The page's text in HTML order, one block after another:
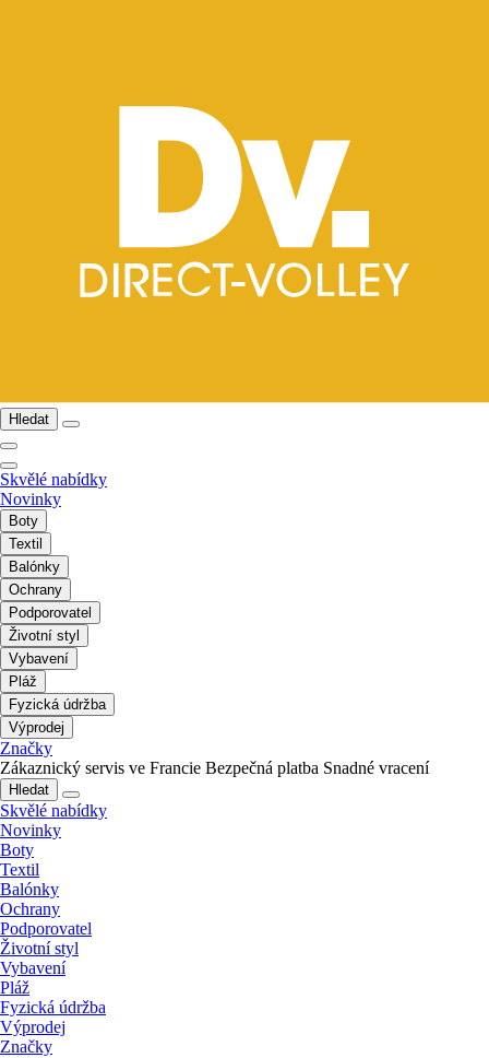
Hledat
Skvělé nabídky
Novinky
Boty
Textil
Balónky
Ochrany
Podporovatel
Životní styl
Vybavení
Pláž
Fyzická údržba
Výprodej
Značky
Zákaznický servis ve Francie Bezpečná platba Snadné vracení
Hledat
Skvělé nabídky
Novinky
Boty
Textil
Balónky
Ochrany
Podporovatel
Životní styl
Vybavení
Pláž
Fyzická údržba
Výprodej
Značky